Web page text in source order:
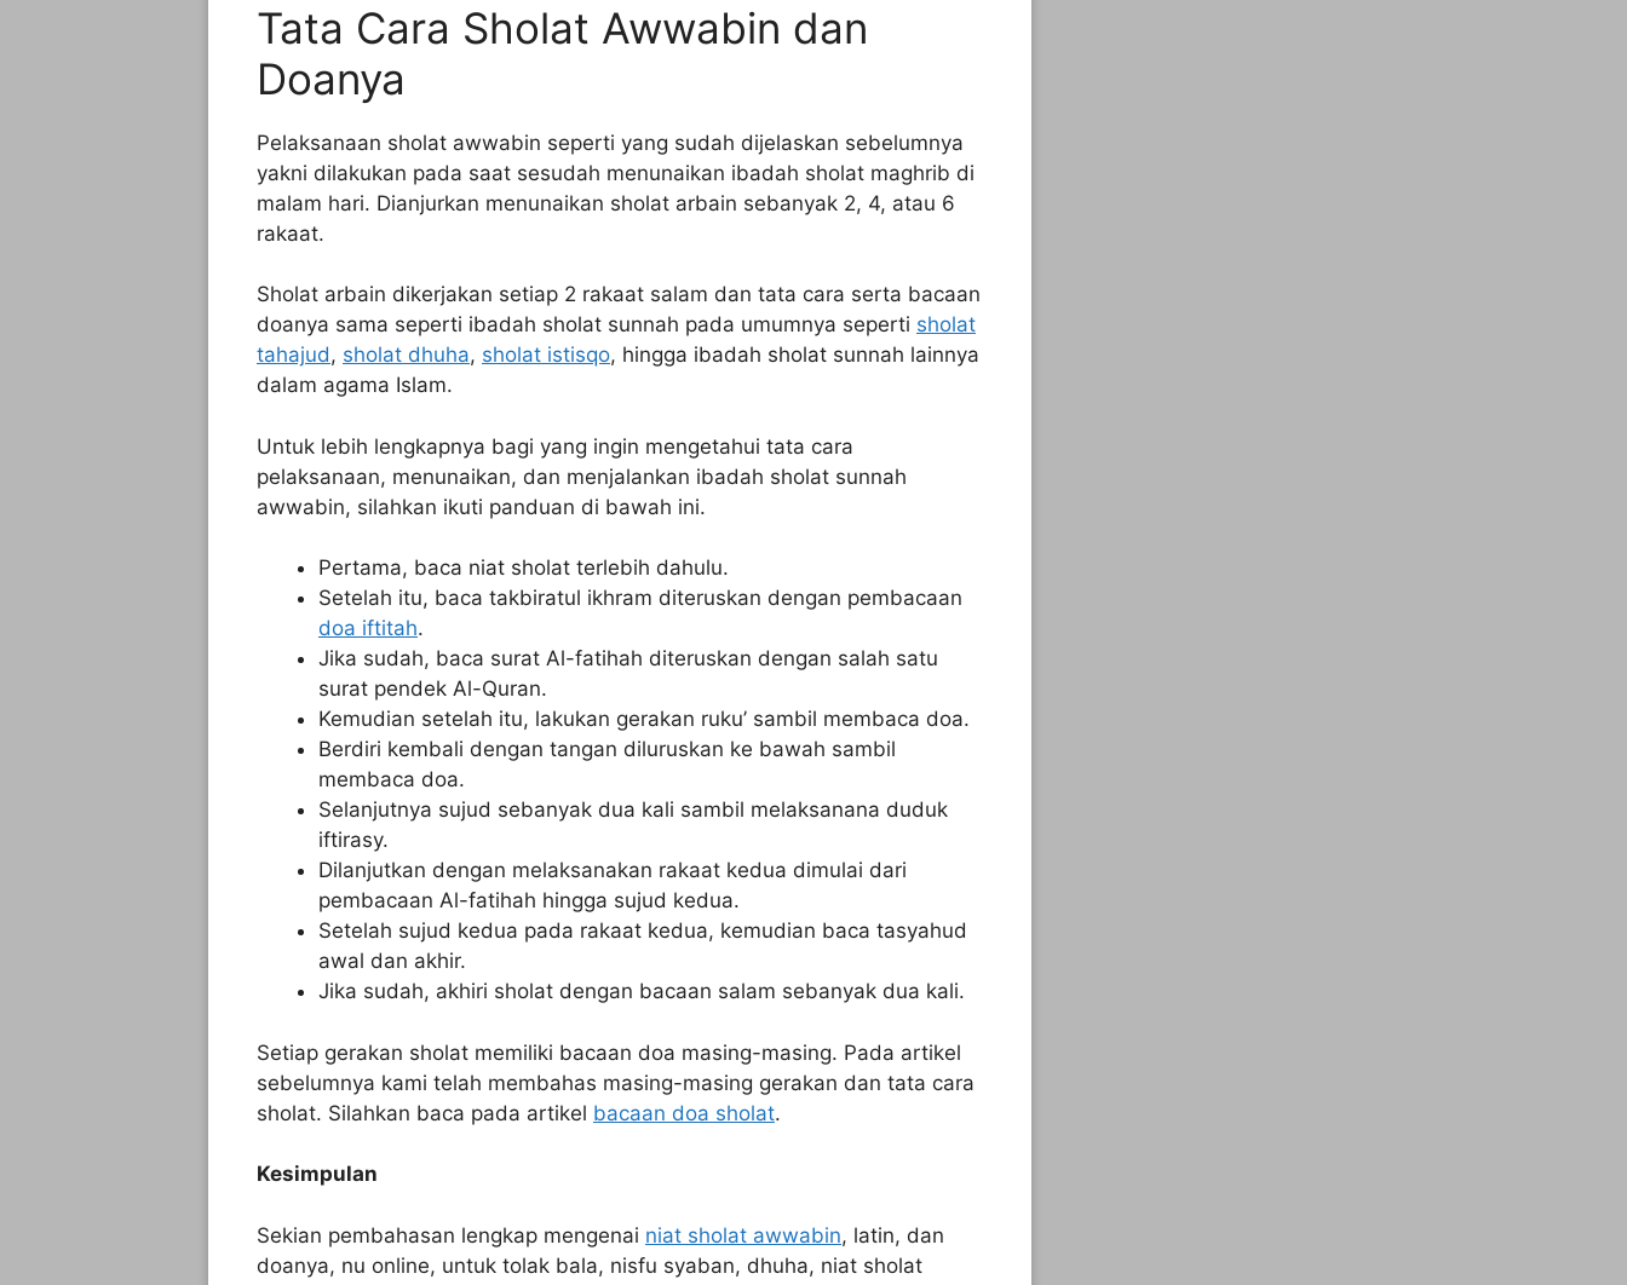
Tata Cara Sholat Awwabin dan
Doanya
Pelaksanaan sholat awwabin seperti yang sudah dijelaskan sebelumnya
yakni dilakukan pada saat sesudah menunaikan ibadah sholat maghrib di
malam hari. Dianjurkan menunaikan sholat arbain sebanyak 2, 4, atau 6
rakaat.
Sholat arbain dikerjakan setiap 2 rakaat salam dan tata cara serta bacaan
doanya sama seperti ibadah sholat sunnah pada umumnya seperti sholat
tahajud, sholat dhuha, sholat istisqo, hingga ibadah sholat sunnah lainnya
dalam agama Islam.
Untuk lebih lengkapnya bagi yang ingin mengetahui tata cara
pelaksanaan, menunaikan, dan menjalankan ibadah sholat sunnah
awwabin, silahkan ikuti panduan di bawah ini.
Pertama, baca niat sholat terlebih dahulu.
Setelah itu, baca takbiratul ikhram diteruskan dengan pembacaan
doa iftitah.
Jika sudah, baca surat Al-fatihah diteruskan dengan salah satu
surat pendek Al-Quran.
Kemudian setelah itu, lakukan gerakan ruku’ sambil membaca doa.
Berdiri kembali dengan tangan diluruskan ke bawah sambil
membaca doa.
Selanjutnya sujud sebanyak dua kali sambil melaksanana duduk
iftirasy.
Dilanjutkan dengan melaksanakan rakaat kedua dimulai dari
pembacaan Al-fatihah hingga sujud kedua.
Setelah sujud kedua pada rakaat kedua, kemudian baca tasyahud
awal dan akhir.
Jika sudah, akhiri sholat dengan bacaan salam sebanyak dua kali.
Setiap gerakan sholat memiliki bacaan doa masing-masing. Pada artikel
sebelumnya kami telah membahas masing-masing gerakan dan tata cara
sholat. Silahkan baca pada artikel bacaan doa sholat.
Kesimpulan
Sekian pembahasan lengkap mengenai niat sholat awwabin, latin, dan
doanya, nu online, untuk tolak bala, nisfu syaban, dhuha, niat sholat